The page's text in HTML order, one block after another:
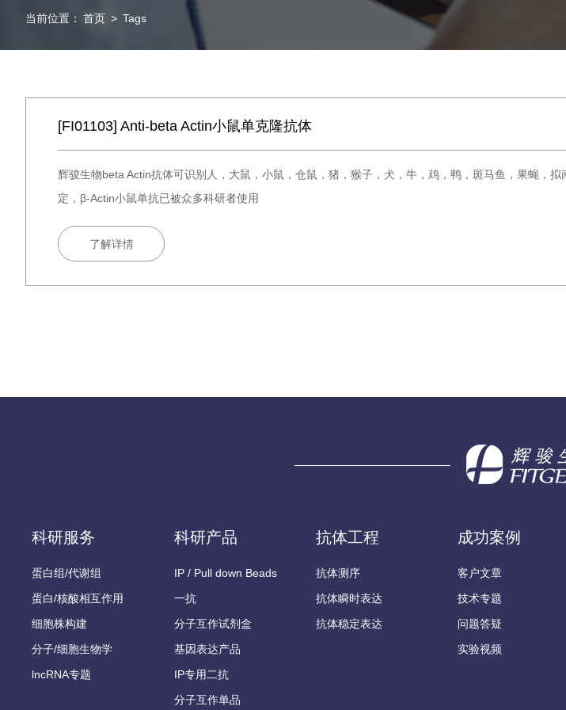
当前位置： 首页 > Tags
[FI01103] Anti-beta Actin小鼠单克隆抗体
辉骏生物beta Actin抗体可识别人，大鼠，小鼠，仓鼠，猪，猴子，犬，牛，鸡，鸭，斑马鱼，果蝇，
定，β-Actin小鼠单抗已被众多科研者使用
了解详情
科研服务
蛋白组/代谢组
蛋白/核酸相互作用
细胞株构建
分子/细胞生物学
lncRNA专题
科研产品
IP / Pull down Beads
一抗
分子互作试剂盒
基因表达产品
IP专用二抗
分子互作单品
抗体工程
抗体测序
抗体瞬时表达
抗体稳定表达
成功案例
客户文章
技术专题
问题答疑
实验视频